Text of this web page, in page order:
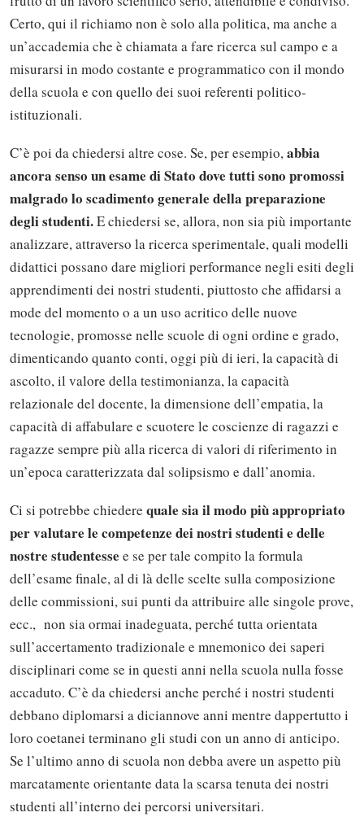
Certo, qui il richiamo non è solo alla politica, ma anche a
un’accademia che è chiamata a fare ricerca sul campo e a
misurarsi in modo costante e programmatico con il mondo
della scuola e con quello dei suoi referenti politico-
istituzionali.
C’è poi da chiedersi altre cose. Se, per esempio,abbia
ancora senso un esame di Stato dove tutti sono promossi
malgrado lo scadimento generale della preparazione
degli studenti.E chiedersi se, allora, non sia più importante
analizzare, attraverso la ricerca sperimentale, quali modelli
didattici possano dare migliori performance negli esiti degli
apprendimenti dei nostri studenti, piuttosto che affidarsi a
mode del momento o a un uso acritico delle nuove
tecnologie, promosse nelle scuole di ogni ordine e grado,
dimenticando quanto conti, oggi più di ieri, la capacità di
ascolto, il valore della testimonianza, la capacità
relazionale del docente, la dimensione dell’empatia, la
capacità di affabulare e scuotere le coscienze di ragazzi e
ragazze sempre più alla ricerca di valori di riferimento in
un’epoca caratterizzata dal solipsismo e dall’anomia.
Ci si potrebbe chiedere quale sia il modo più appropriato
per valutare le competenze dei nostri studenti e delle
nostre studentesse e se per tale compito la formula
dell’esame finale, al di là delle scelte sulla composizione
delle commissioni, sui punti da attribuire alle singole prove,
ecc., non sia ormai inadeguata, perché tutta orientata
sull’accertamento tradizionale e mnemonico dei saperi
disciplinari come se in questi anni nella scuola nulla fosse
accaduto. C’è da chiedersi anche perché i nostri studenti
debbano diplomarsi a diciannove anni mentre dappertutto i
loro coetanei terminano gli studi con un anno di anticipo.
Se l’ultimo anno di scuola non debba avere un aspetto più
marcatamente orientante data la scarsa tenuta dei nostri
studenti all’interno dei percorsi universitari.